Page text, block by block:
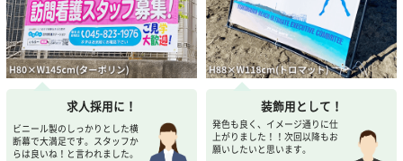
求人採用に！
ビニール製のしっかりとした横
断幕で大満足です。スタッフか
らは良いね！と言われました。
装飾用として！
発色も良く、イメージ通りに仕
上がりました！！次回以降もお
願いしたいと思います。